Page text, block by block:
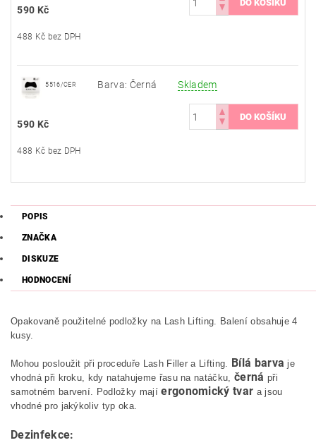
590 Kč
488 Kč bez DPH
5516/CER Barva: Černá Skladem
590 Kč
488 Kč bez DPH
POPIS
ZNAČKA
DISKUZE
HODNOCENÍ
Opakovaně použitelné podložky na Lash Lifting. Balení obsahuje 4
kusy.
Mohou posloužit při proceduře Lash Filler a Lifting. Bílá barva je
vhodná při kroku, kdy natahujeme řasu na natáčku, černá při
samotném barvení. Podložky majíergonomický tvar a jsou
vhodné pro jakýkoliv typ oka.
Dezinfekce: